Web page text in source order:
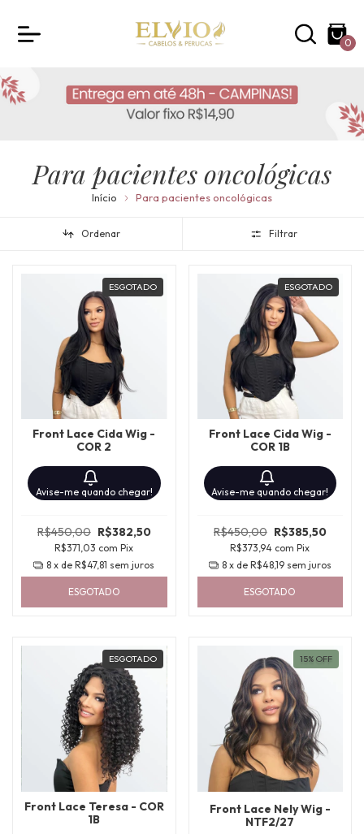
0
Para pacientes oncológicas
Início Para pacientes oncológicas
Ordenar Filtrar
ESGOTADO
Front Lace Cida Wig -
COR 2
Avise-me quando chegar!
R$450,00 R$382,50
R$371,03 com Pix
8 x deR$47,81 sem juros
ESGOTADO
ESGOTADO
Front Lace Cida Wig -
COR 1B
Avise-me quando chegar!
R$450,00 R$385,50
R$373,94 com Pix
8 x de R$48,19 sem juros
ESGOTADO
ESGOTADO
Front Lace Teresa - COR
1B
15% OFF
Front Lace Nely Wig -
NTF2/27